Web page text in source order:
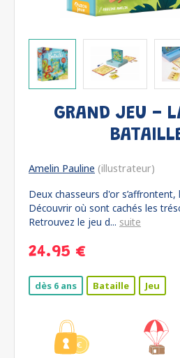
GRAND JEU -
Amelin Pauline (illustrateur)
Deux chasseurs d'or
Découvrir où sont cachés les
Retrouvez le jeu d... suite
24.95 €
dès 6 ans Bataille Jeu